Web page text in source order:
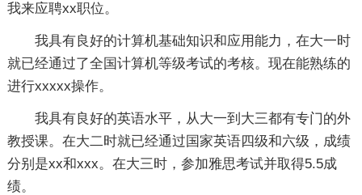
我来应聘xx职位。
我具有良好的计算机基础知识和应用能力，在大一时
就已经通过了全国计算机等级考试的考核。现在能熟练的
进行xxxxx操作。
我具有良好的英语水平，从大一到大三都有专门的外
教授课。在大二时就已经通过国家英语四级和六级，成绩
分别是xx和xxx。在大三时，参加雅思考试并取得5.5成
绩。